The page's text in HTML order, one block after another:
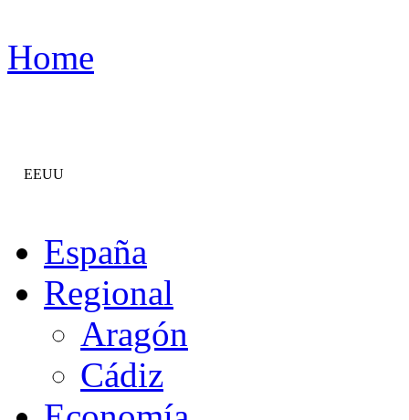
Home
EEUU
España
Regional
Aragón
Cádiz